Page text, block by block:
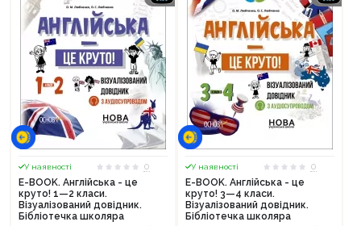
У наявності
0
E-BOOK. Англійська - це
круто! 1—2 класи.
Візуалізований довідник.
Бібліотечка школяра
У наявності
0
E-BOOK. Англійська - це
круто! 3—4 класи.
Візуалізований довідник.
Бібліотечка школяра
Продовжити покупки